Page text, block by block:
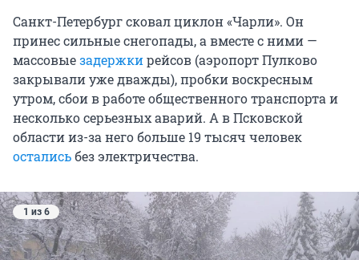
Санкт-Петербург сковал циклон «Чарли». Он
принес сильные снегопады, а вместе с ними —
массовыезадержкирейсов (аэропорт Пулково
закрывали уже дважды), пробки воскресным
утром, сбои в работе общественного транспорта и
несколько серьезных аварий. А в Псковской
области из-за него больше 19 тысяч человек
осталисьбез электричества.
1 из 6